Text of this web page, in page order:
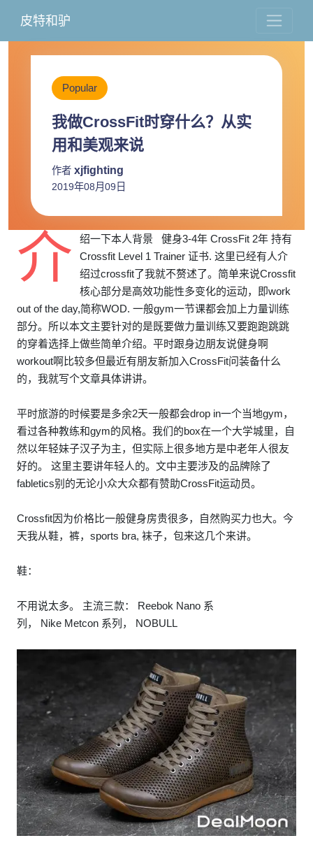
皮特和驴
Popular
我做CrossFit时穿什么？从实
用和美观来说
作者 xjfighting
2019年08月09日
介
绍一下本人背景 健身3-4年 CrossFit 2年 持有
Crossfit Level 1 Trainer 证书. 这里已经有人介
绍过crossfit了我就不赘述了。简单来说Crossfit
核心部分是高效功能性多变化的运动，即work
out of the day,简称WOD. 一般gym一节课都会加上力量训练
部分。所以本文主要针对的是既要做力量训练又要跑跑跳跳
的穿着选择上做些简单介绍。平时跟身边朋友说健身啊
workout啊比较多但最近有朋友新加入CrossFit问装备什么
的，我就写个文章具体讲讲。
平时旅游的时候要是多余2天一般都会drop in一个当地gym，
看过各种教练和gym的风格。我们的box在一个大学城里，自
然以年轻妹子汉子为主，但实际上很多地方是中老年人很友
好的。 这里主要讲年轻人的。文中主要涉及的品牌除了
fabletics别的无论小众大众都有赞助CrossFit运动员。
Crossfit因为价格比一般健身房贵很多，自然购买力也大。今
天我从鞋，裤，sports bra, 袜子，包来这几个来讲。
鞋：
不用说太多。 主流三款： Reebok Nano 系
列， Nike Metcon 系列， NOBULL